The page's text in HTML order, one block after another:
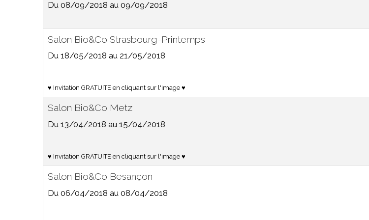
Du 08/09/2018 au 09/09/2018
Salon Bio&Co Strasbourg-Printemps
Du 18/05/2018 au 21/05/2018
♥ Invitation GRATUITE en cliquant sur l'image ♥
Salon Bio&Co Metz
Du 13/04/2018 au 15/04/2018
♥ Invitation GRATUITE en cliquant sur l'image ♥
Salon Bio&Co Besançon
Du 06/04/2018 au 08/04/2018